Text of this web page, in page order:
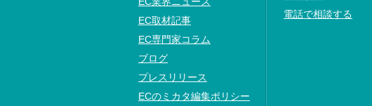
EC取材記事
EC専門家コラム
ブログ
プレスリリース
ECのミカタ編集ポリシー
電話で相談する